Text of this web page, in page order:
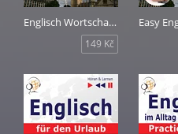
Englisch Wortschatz für die Reise: 1000 Wichtige Wörter und Redewendungen im Alltag
149 Kč
Easy